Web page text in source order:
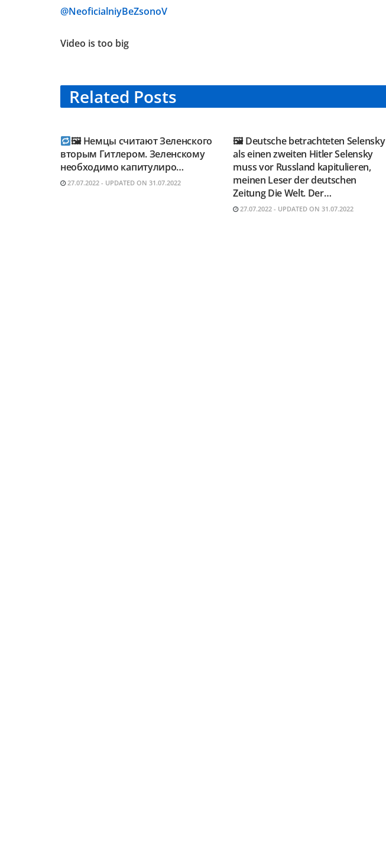
@NeoficialniyBeZsonoV
Video is too big
Related Posts
TELEGRAM KANAL
🖼 Немцы считают Зеленского
вторым Гитлером. Зеленскому
необходимо капитулиро…
27.07.2022 - UPDATED ON 31.07.2022
TELEGRAM KANAL
🖼 Deutsche betrachteten Selensky
als einen zweiten Hitler Selensky
muss vor Russland kapitulieren,
meinen Leser der deutschen
Zeitung Die Welt. Der…
27.07.2022 - UPDATED ON 31.07.2022